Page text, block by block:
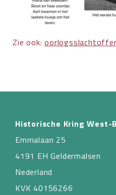
Zie ook:
Historische Kring West-
Emmalaan 25
4191 EH Geldermalsen
Nederland
KVK 40156266